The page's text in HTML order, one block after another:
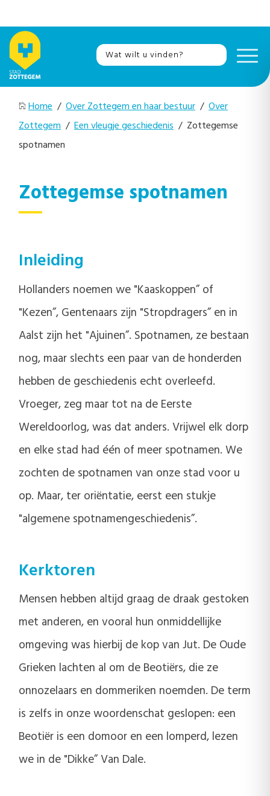
Home / Over Zottegem en haar bestuur / Over
Zottegem / Een vleugje geschiedenis / Zottegemse
spotnamen
Zottegemse spotnamen
Inleiding
Hollanders noemen we "Kaaskoppen” of
"Kezen”, Gentenaars zijn "Stropdragers” en in
Aalst zijn het "Ajuinen”. Spotnamen, ze bestaan
nog, maar slechts een paar van de honderden
hebben de geschiedenis echt overleefd.
Vroeger, zeg maar tot na de Eerste
Wereldoorlog, was dat anders. Vrijwel elk dorp
en elke stad had één of meer spotnamen. We
zochten de spotnamen van onze stad voor u
op. Maar, ter oriëntatie, eerst een stukje
"algemene spotnamengeschiedenis”.
Kerktoren
Mensen hebben altijd graag de draak gestoken
met anderen, en vooral hun onmiddellijke
omgeving was hierbij de kop van Jut. De Oude
Grieken lachten al om de Beotiërs, die ze
onnozelaars en dommeriken noemden. De term
is zelfs in onze woordenschat geslopen: een
Beotiër is een domoor en een lomperd, lezen
we in de "Dikke” Van Dale.